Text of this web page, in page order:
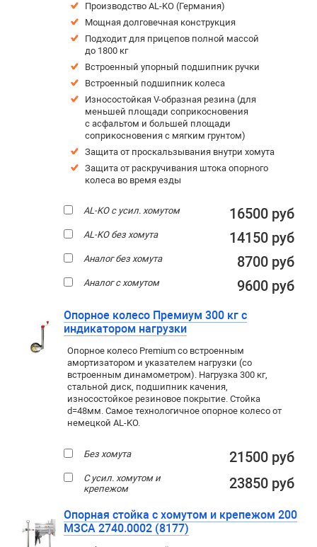
Производство AL-KO (Германия)
Мощная долговечная конструкция
Подходит для прицепов полной массой
до 1800 кг
Встроенный упорный подшипник ручки
Встроенный подшипник колеса
Износостойкая V-образная резина (для
меньшей площади соприкосновения
с асфальтом и большей площади
соприкосновения с мягким грунтом)
Защита от проскальзывания внутри хомута
Защита от раскручивания штока опорного
колеса во время езды
AL-KO с усил. хомутом 16500 руб
AL-KO без хомута 14150 руб
Аналог без хомута 8700 руб
Аналог с хомутом 9600 руб
Опорное колесо Премиум 300 кг с
индикатором нагрузки
Опорное колесо Premium со встроенным
амортизатором и указателем нагрузки (со
встроенным динамометром). Нагрузка 300 кг,
стальной диск, подшипник качения,
износостойкое резиновое покрытие. Стойка
d=48мм. Самое технологичное опорное колесо от
немецкой AL-KO.
Без хомута 21500 руб
С усил. хомутом и
крепежом
23850 руб
Опорная стойка с хомутом и крепежом 200
МЗСА 2740.0002 (8177)